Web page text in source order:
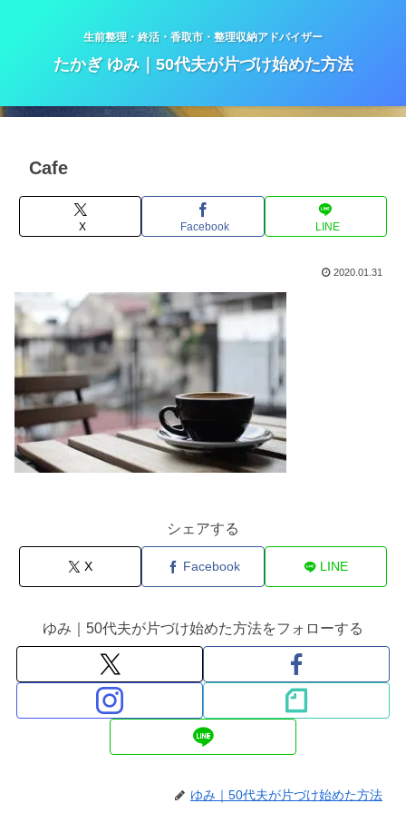
生前整理・終活・香取市・整理収納アドバイザー
たかぎ ゆみ｜50代夫が片づけ始めた方法
Cafe
X Facebook LINE
2020.01.31
シェアする
X Facebook LINE
ゆみ｜50代夫が片づけ始めた方法をフォローする
ゆみ｜50代夫が片づけ始めた方法